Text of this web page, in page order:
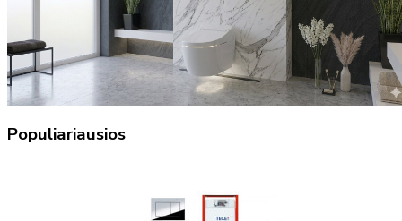
Populiariausios